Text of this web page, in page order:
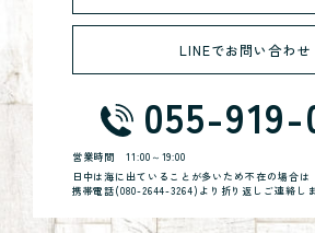
LINEでお問い合わせ
055-919-
営業時間11:00～19:00
日中は海に出ていることが多いため不在の場合は
携帯電話(080-2644-3264)より折り返しご連絡しま